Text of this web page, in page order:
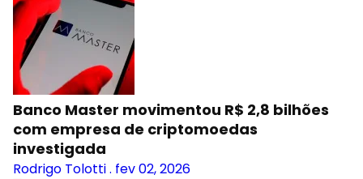
Banco Master movimentou R$ 2,8 bilhões
com empresa de criptomoedas
investigada
Rodrigo Tolotti. fev 02, 2026